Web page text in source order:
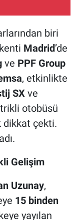
biri
Madrid’de
ve PPF Group
, etkinlikte
SX ve
otobüsü
çekti.
Gelişim
Uzunay,
15 binden
yayılan